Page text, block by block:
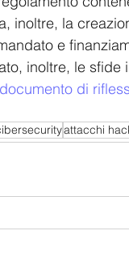
inoltre, la
e
inoltre, le sfide
documento di
attacchi